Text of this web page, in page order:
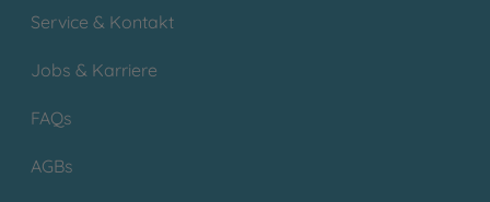
Service & Kontakt
Jobs & Karriere
FAQs
AGBs